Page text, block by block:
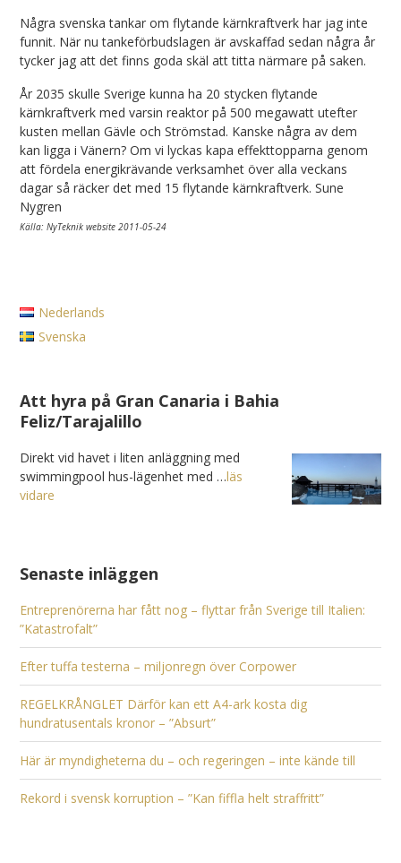
Några svenska tankar om flytande kärnkraftverk har jag inte
funnit. När nu tankeförbudslagen är avskaffad sedan några år
tycker jag att det finns goda skäl att titta närmare på saken.
År 2035 skulle Sverige kunna ha 20 stycken flytande
kärnkraftverk med varsin reaktor på 500 megawatt utefter
kusten mellan Gävle och Strömstad. Kanske några av dem
kan ligga i Vänern? Om vi lyckas kapa effekttopparna genom
att fördela energikrävande verksamhet över alla veckans
dagar så räcker det med 15 flytande kärnkraftverk. Sune
Nygren
Källa: NyTeknik website 2011-05-24
Nederlands
Svenska
Att hyra på Gran Canaria i Bahia
Feliz/Tarajalillo
Direkt vid havet i liten anläggning med
swimmingpool hus-lägenhet med …läs
vidare
Senaste inläggen
Entreprenörerna har fått nog – flyttar från Sverige till Italien:
”Katastrofalt”
Efter tuffa testerna – miljonregn över Corpower
REGELKRÅNGLET Därför kan ett A4-ark kosta dig
hundratusentals kronor – ”Absurt”
Här är myndigheterna du – och regeringen – inte kände till
Rekord i svensk korruption – ”Kan fiffla helt straffritt”